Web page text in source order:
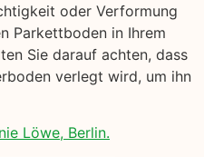
oder Verformung
Parkettboden in Ihrem
Sie darauf achten, dass
verlegt wird, um ihn
Löwe, Berlin.